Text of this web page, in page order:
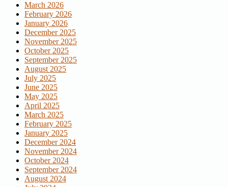
March 2026
February 2026
January 2026
December 2025
November 2025
October 2025
September 2025
August 2025
July 2025
June 2025
May 2025
April 2025
March 2025
February 2025
January 2025
December 2024
November 2024
October 2024
September 2024
August 2024